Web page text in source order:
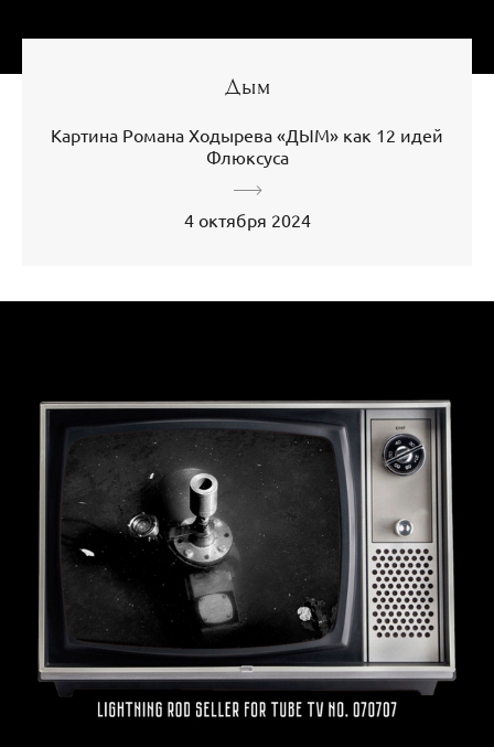
Дым
Картина Романа Ходырева «ДЫМ» как 12 идей
Флюксуса
4 октября 2024